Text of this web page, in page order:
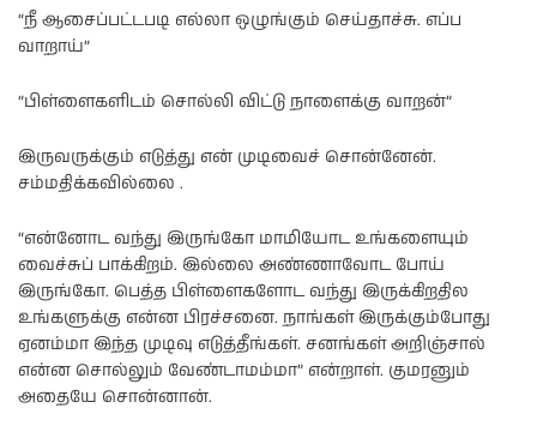
“நீ ஆசைப்பட்டபடி எல்லா ஒழுங்கும் செய்தாச்சு. எப்ப
வாறாய்”
“பிள்ளைகளிடம் சொல்லி விட்டு நாளைக்கு வாறன்”
இருவருக்கும் எடுத்து என் முடிவைச் சொன்னேன்.
சம்மதிக்கவில்லை .
“என்னோட வந்து இருங்கோ மாமியோட உங்களையும்
வைச்சுப் பாக்கிறம். இல்லை அண்ணாவோட போய்
இருங்கோ. பெத்த பிள்ளைகளோட வந்து இருக்கிறதில
உங்களுக்கு என்ன பிரச்சனை. நாங்கள் இருக்கும்போது
ஏனம்மா இந்த முடிவு எடுத்தீங்கள். சனங்கள் அறிஞ்சால்
என்ன சொல்லும் வேண்டாமம்மா” என்றாள். குமரனும்
அதையே சொன்னான்.